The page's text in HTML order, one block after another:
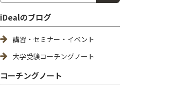
iDealのブログ
講習・セミナー・イベント
大学受験コーチングノート
コーチングノート